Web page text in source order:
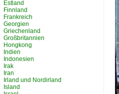
Estland
Finnland
Frankreich
Georgien
Griechenland
Großbritannien
Hongkong
Indien
Indonesien
Irak
Iran
Irland und Nordirland
Island